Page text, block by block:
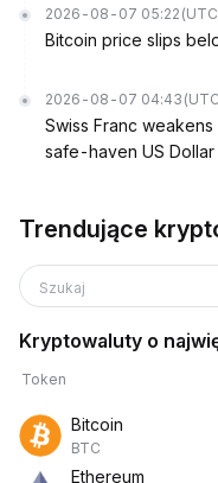
2026-08-07 05:22
Bitcoin price slips
2026-08-07 04:43
Swiss Franc
safe-haven US Dollar
Trendujące
Szukaj
Kryptowaluty o
Token
Bitcoin
BTC
Ethereum